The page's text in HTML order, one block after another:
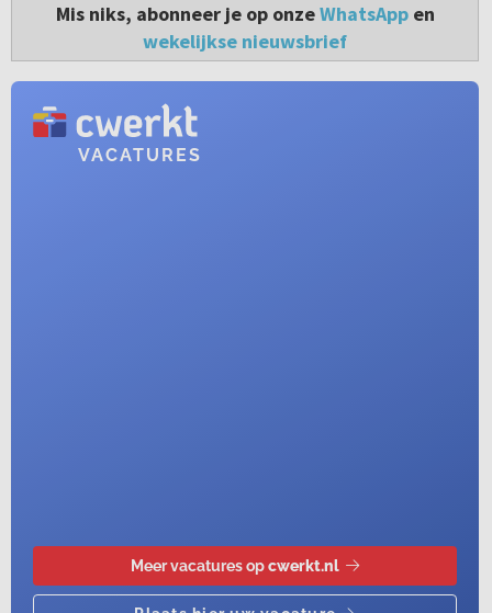
Mis niks, abonneer je op onzeWhatsAppen
wekelijkse nieuwsbrief